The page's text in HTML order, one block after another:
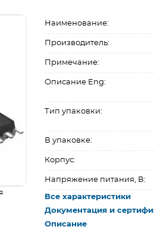
Наименование:
Производитель:
Примечание:
Описание Eng:
Тип упаковки:
В упаковке:
Корпус:
Напряжение питания, В:
Все характеристики
Документация и
Описание